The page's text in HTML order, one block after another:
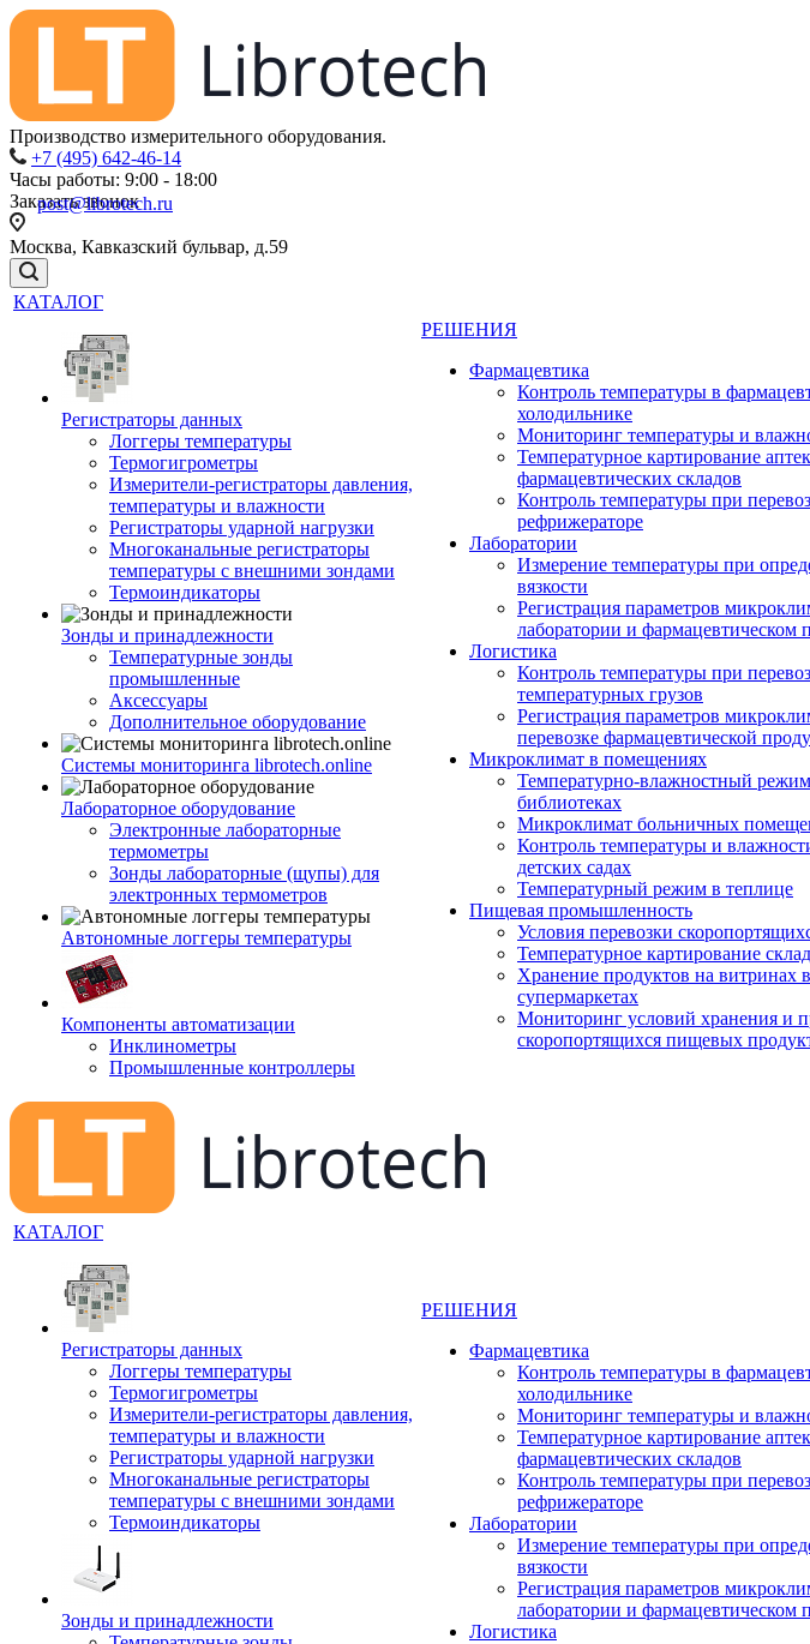
Производство измерительного оборудования.
+7 (495) 642-46-14
Часы работы: 9:00 - 18:00
post@librotech.ru
Заказать звонок
Москва, Кавказский бульвар, д.59
КАТАЛОГ
Регистраторы данных
Логгеры температуры
Термогигрометры
Измерители-регистраторы давления,
температуры и влажности
Регистраторы ударной нагрузки
Многоканальные регистраторы
температуры с внешними зондами
Термоиндикаторы
Зонды и принадлежности
Температурные зонды
промышленные
Аксессуары
Дополнительное оборудование
Системы мониторинга librotech.online
Лабораторное оборудование
Электронные лабораторные
термометры
Зонды лабораторные (щупы) для
электронных термометров
Автономные логгеры температуры
Компоненты автоматизации
Инклинометры
Промышленные контроллеры
РЕШЕНИЯ
Фармацевтика
Контроль температуры в
холодильнике
Мониторинг температуры и
Температурное картирование
фармацевтических складов
Контроль температуры при
рефрижераторе
Лаборатории
Измерение температуры при
вязкости
Регистрация параметров
лаборатории и фармацевтическом
Логистика
Контроль температуры при
температурных грузов
Регистрация параметров
перевозке фармацевтической
Микроклимат в помещениях
Температурно-влажностный
библиотеках
Микроклимат больничных
Контроль температуры и
детских садах
Температурный режим в теплице
Пищевая промышленность
Условия перевозки
Температурное картирование
Хранение продуктов на витринах в
супермаркетах
Мониторинг условий хранения и
скоропортящихся пищевых
КАТАЛОГ
Регистраторы данных
Логгеры температуры
Термогигрометры
Измерители-регистраторы давления,
температуры и влажности
Регистраторы ударной нагрузки
Многоканальные регистраторы
температуры с внешними зондами
Термоиндикаторы
Зонды и принадлежности
РЕШЕНИЯ
Фармацевтика
Контроль температуры в
холодильнике
Мониторинг температуры и
Температурное картирование
фармацевтических складов
Контроль температуры при
рефрижераторе
Лаборатории
Измерение температуры при
вязкости
Регистрация параметров
лаборатории и фармацевтическом
Логистика